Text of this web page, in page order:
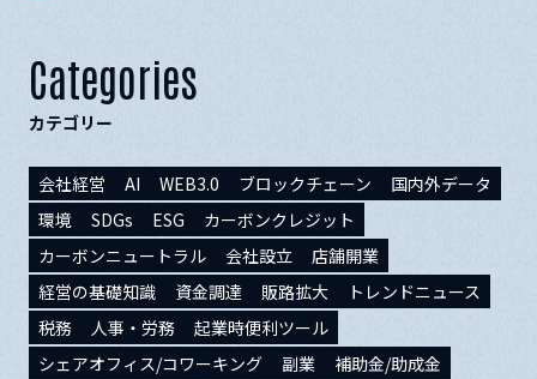
Categories
カテゴリー
会社経営 AI WEB3.0 ブロックチェーン
国内外データ
環境
SDGs ESG
カーボンクレジット
カーボンニュートラル
会社設立
店舗開業
経営の基礎知識
資金調達 販路拡大
トレンドニュース
税務
人事・労務
起業時便利ツール
シェアオフィス/コワーキング
副業
補助金/助成金